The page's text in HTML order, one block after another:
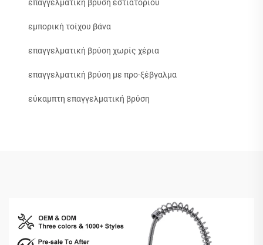
επαγγελματική βρύση εστιατορίου
εμπορική τοίχου βάνα
επαγγελματική βρύση χωρίς χέρια
επαγγελματική βρύση με προ-ξέβγαλμα
εύκαμπτη επαγγελματική βρύση